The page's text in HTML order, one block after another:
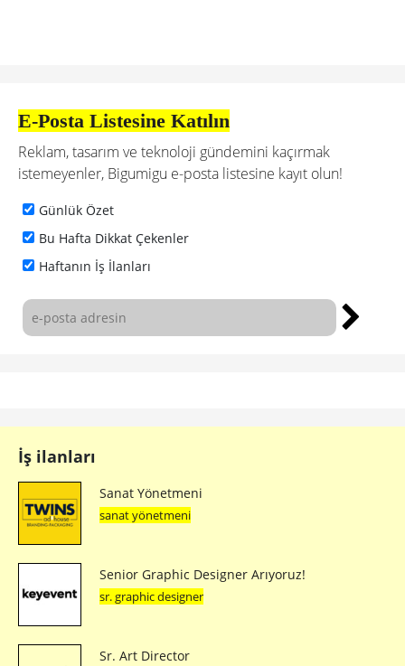
E-Posta Listesine Katılın
Reklam, tasarım ve teknoloji gündemini kaçırmak
istemeyenler, Bigumigu e-posta listesine kayıt olun!
Günlük Özet
Bu Hafta Dikkat Çekenler
Haftanın İş İlanları
İş ilanları
Sanat Yönetmeni
sanat yönetmeni
Senior Graphic Designer Arıyoruz!
sr. graphic designer
Sr. Art Director